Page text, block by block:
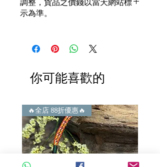
i) 所有已鑲玉器珠寶丶玉鐲丶擺件皆 奉
送 [香港翡翠鑑証書]
i) 成色足。冇鍍金！冇包金！冇假金！
3) 顧客所花費一分一毫全部都是珠寶本
i) 無佣金！無租金！無買手費！真真正
正行內批發價。
謝絕紙上談兵。
調整，貨品之價錢以當天網站標
示為準。
你可能喜歡的
🔥全店 88折優惠🔥